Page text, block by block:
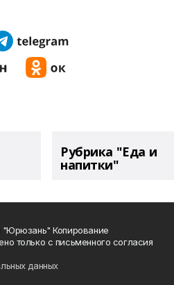
Рубрика "Еда и
напитки"
Копирование
только с письменного согласия
данных